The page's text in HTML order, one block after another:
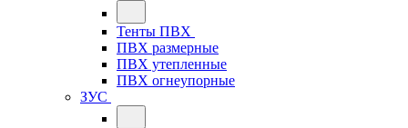
Тенты ПВХ
ПВХ размерные
ПВХ утепленные
ПВХ огнеупорные
ЗУС